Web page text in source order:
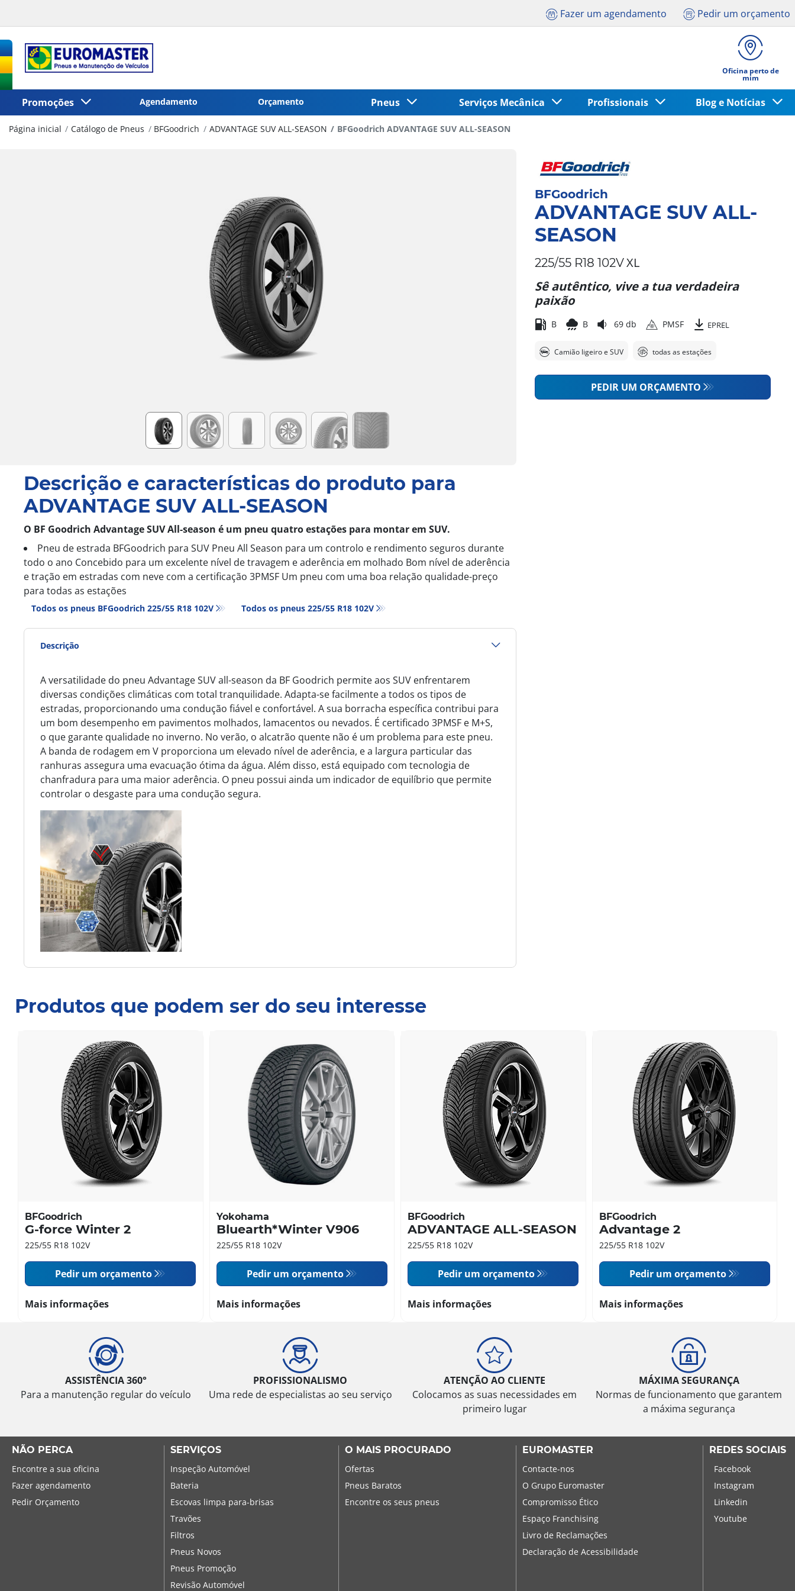
Fazer um agendamento Pedir um orçamento
Oficina perto de
mim
Promoções Agendamento Orçamento Pneus Serviços Mecânica Profissionais Blog e Notícias
Página inicial Catálogo de Pneus BFGoodrich ADVANTAGE SUV ALL-SEASON BFGoodrich ADVANTAGE SUV ALL-SEASON
Descrição e características do produto para
ADVANTAGE SUV ALL-SEASON
O BF Goodrich Advantage SUV All-season é um pneu quatro estações para montar em SUV.
Pneu de estrada BFGoodrich para SUV Pneu All Season para um controlo e rendimento seguros durante
todo o ano Concebido para um excelente nível de travagem e aderência em molhado Bom nível de aderência
e tração em estradas com neve com a certificação 3PMSF Um pneu com uma boa relação qualidade-preço
para todas as estações
Todos os pneus BFGoodrich 225/55 R18 102V Todos os pneus‎ 225/55 R18 102V
Descrição
A versatilidade do pneu Advantage SUV all-season da BF Goodrich permite aos SUV enfrentarem
diversas condições climáticas com total tranquilidade. Adapta-se facilmente a todos os tipos de
estradas, proporcionando uma condução fiável e confortável. A sua borracha específica contribui para
um bom desempenho em pavimentos molhados, lamacentos ou nevados. É certificado 3PMSF e M+S,
o que garante qualidade no inverno. No verão, o alcatrão quente não é um problema para este pneu.
A banda de rodagem em V proporciona um elevado nível de aderência, e a largura particular das
ranhuras assegura uma evacuação ótima da água. Além disso, está equipado com tecnologia de
chanfradura para uma maior aderência. O pneu possui ainda um indicador de equilíbrio que permite
controlar o desgaste para uma condução segura.
BFGoodrich
ADVANTAGE SUV ALL-
SEASON
225/55 R18 102VXL
Sê autêntico, vive a tua verdadeira
paixão
B B 69 db PMSF EPREL
Camião ligeiro e SUV todas as estações
PEDIR UM ORÇAMENTO
Produtos que podem ser do seu interesse
BFGoodrich
G-force Winter 2
225/55 R18 102V
Pedir um orçamento
Mais informações
Yokohama
Bluearth*Winter V906
225/55 R18 102V
Pedir um orçamento
Mais informações
BFGoodrich
ADVANTAGE ALL-SEASON
225/55 R18 102V
Pedir um orçamento
Mais informações
BFGoodrich
Advantage 2
225/55 R18 102V
Pedir um orçamento
Mais informações
ASSISTÊNCIA 360°
Para a manutenção regular do veículo
PROFISSIONALISMO
Uma rede de especialistas ao seu serviço
ATENÇÃO AO CLIENTE
Colocamos as suas necessidades em
primeiro lugar
MÁXIMA SEGURANÇA
Normas de funcionamento que garantem
a máxima segurança
NÃO PERCA
Encontre a sua oficina
Fazer agendamento
Pedir Orçamento
SERVIÇOS
Inspeção Automóvel
Bateria
Escovas limpa para-brisas
Travões
Filtros
Pneus Novos
Pneus Promoção
Revisão Automóvel
O MAIS PROCURADO
Ofertas
Pneus Baratos
Encontre os seus pneus
EUROMASTER
Contacte-nos
O Grupo Euromaster
Compromisso Ético
Espaço Franchising
Livro de Reclamações
Declaração de Acessibilidade
REDES SOCIAIS
Facebook
Instagram
Linkedin
Youtube